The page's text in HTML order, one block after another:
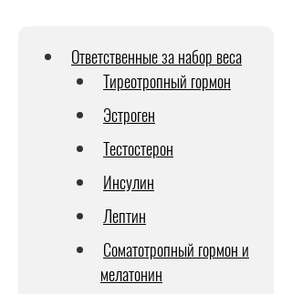
Ответственные за набор веса
Тиреотропный гормон
Эстроген
Тестостерон
Инсулин
Лептин
Соматотропный гормон и
мелатонин